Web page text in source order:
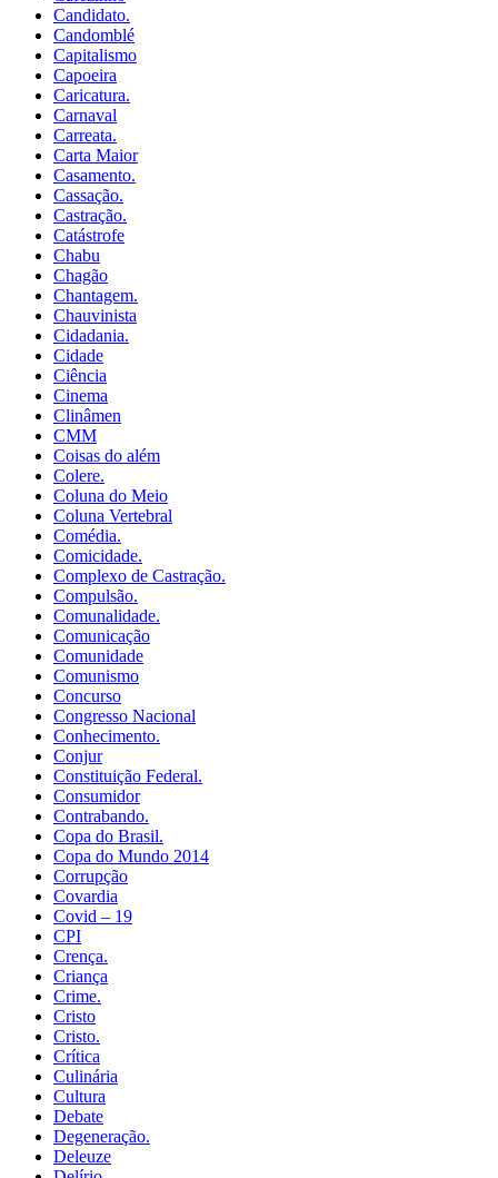
Candidato.
Candomblé
Capitalismo
Capoeira
Caricatura.
Carnaval
Carreata.
Carta Maior
Casamento.
Cassação.
Castração.
Catástrofe
Chabu
Chagão
Chantagem.
Chauvinista
Cidadania.
Cidade
Ciência
Cinema
Clinâmen
CMM
Coisas do além
Colere.
Coluna do Meio
Coluna Vertebral
Comédia.
Comicidade.
Complexo de Castração.
Compulsão.
Comunalidade.
Comunicação
Comunidade
Comunismo
Concurso
Congresso Nacional
Conhecimento.
Conjur
Constituição Federal.
Consumidor
Contrabando.
Copa do Brasil.
Copa do Mundo 2014
Corrupção
Covardia
Covid – 19
CPI
Crença.
Criança
Crime.
Cristo
Cristo.
Crítica
Culinária
Cultura
Debate
Degeneração.
Deleuze